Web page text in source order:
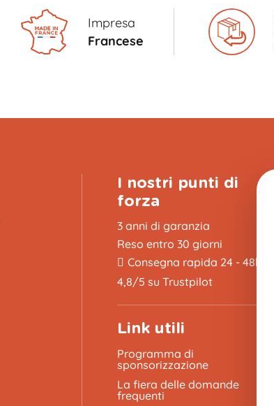
Impresa
Francese
I nostri punti di
forza
3 anni di garanzia
Reso entro 30 giorni
Consegna rapida 24 - 48h
4,8/5 su Trustpilot
Link utili
Programma di
sponsorizzazione
La fiera delle domande
frequenti